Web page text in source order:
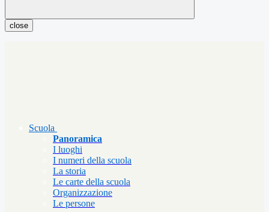
close
Scuola
Panoramica
I luoghi
I numeri della scuola
La storia
Le carte della scuola
Organizzazione
Le persone